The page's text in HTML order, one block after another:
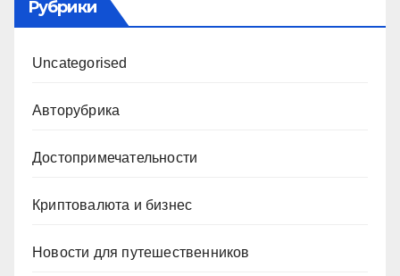
Рубрики
Uncategorised
Авторубрика
Достопримечательности
Криптовалюта и бизнес
Новости для путешественников